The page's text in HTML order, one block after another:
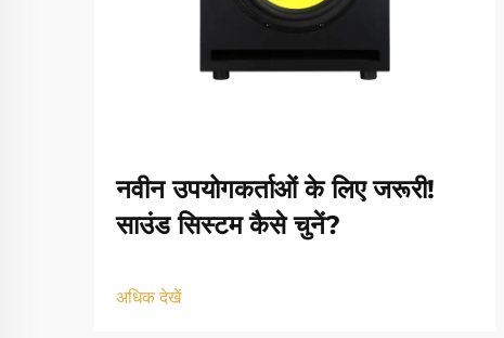
नवीन उपयोगकर्ताओं के लिए जरूरी!
साउंड सिस्टम कैसे चुनें?
अधिक देखें